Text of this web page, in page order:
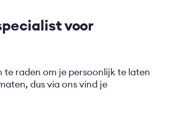
voor
te raden om je persoonlijk te laten
dus via ons vind je